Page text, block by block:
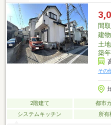
間
建
土
築
その
2階建て 都市
システムキッチン
所有